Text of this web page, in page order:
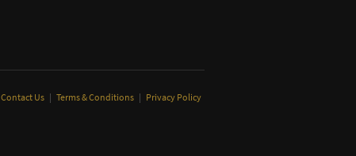
Contact Us | Terms & Conditions | Privacy Policy